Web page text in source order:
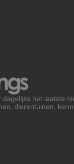
het laatste
dierentuinen,